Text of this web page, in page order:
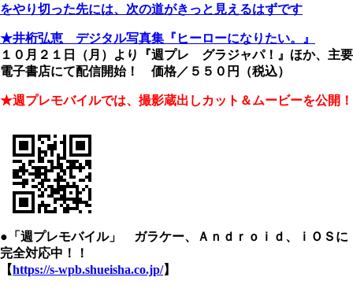
をやり切った先には、次の道がきっと見えるはずです
★井桁弘恵 デジタル写真集『ヒーローになりたい。』
１０月２１日（月）より
『週プレ グラジャパ！』ほか、主要
電子書店にて配信開始！ 価格／５５０円（税込）
★週プレモバイルでは、撮影蔵出しカット＆ムービーを公開！
●「週プレモバイル」 ガラケー、Ａｎｄｒｏｉｄ、ｉＯＳに
完全対応中！！
【https://s-wpb.shueisha.co.jp/】